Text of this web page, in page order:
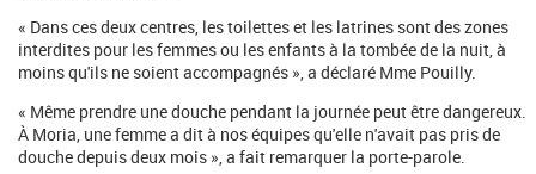
« Dans ces deux centres, les toilettes et les latrines sont des zones
interdites pour les femmes ou les enfants à la tombée de la nuit, à
moins qu'ils ne soient accompagnés », a déclaré Mme Pouilly.
« Même prendre une douche pendant la journée peut être dangereux.
À Moria, une femme a dit à nos équipes qu'elle n'avait pas pris de
douche depuis deux mois », a fait remarquer la porte-parole.